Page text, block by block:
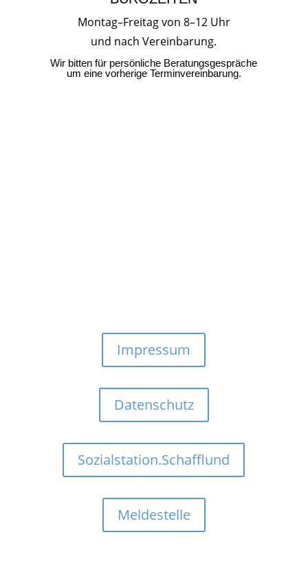
Montag–Freitag von 8–12 Uhr
und nach Vereinbarung.
Wir bitten für persönliche Beratungsgespräche
um eine vorherige Terminvereinbarung.
Impressum
Datenschutz
Sozialstation.Schafflund
Meldestelle